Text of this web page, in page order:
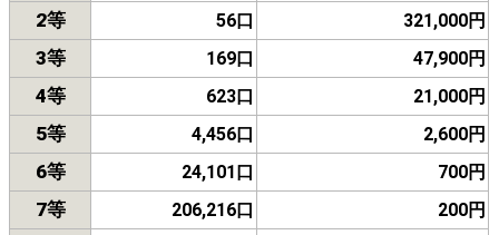
2等 56口 321,000円
3等 169口 47,900円
4等 623口 21,000円
5等 4,456口 2,600円
6等 24,101口 700円
7等 206,216口 200円